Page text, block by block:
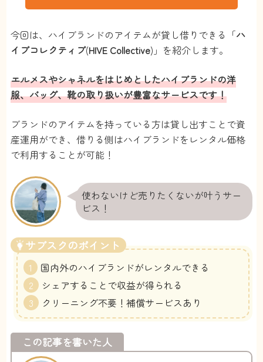
今回は、ハイブランドのアイテムが貸し借りできる「ハ
イブコレクティブ(HIVE Collective)」を紹介します。
エルメスやシャネルをはじめとしたハイブランドの洋
服、バッグ、靴の取り扱いが豊富なサービスです！
ブランドのアイテムを持っている方は貸し出すことで資
産運用ができ、借りる側はハイブランドをレンタル価格
で利用することが可能！
使わないけど売りたくないが叶うサー
ビス！
サブスクのポイント
国内外のハイブランドがレンタルできる
シェアすることで収益が得られる
クリーニング不要！補償サービスあり
この記事を書いた人